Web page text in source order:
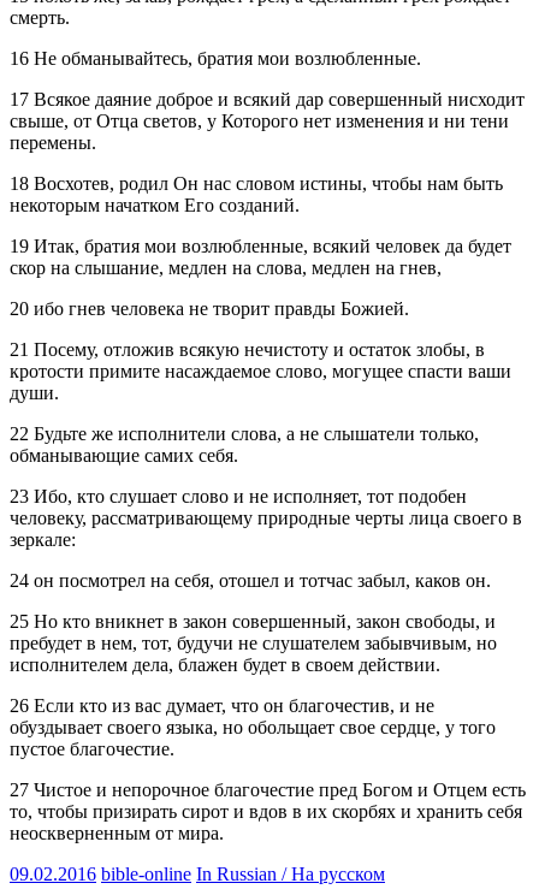
смерть.
16 Не обманывайтесь, братия мои возлюбленные.
17 Всякое даяние доброе и всякий дар совершенный нисходит
свыше, от Отца светов, у Которого нет изменения и ни тени
перемены.
18 Восхотев, родил Он нас словом истины, чтобы нам быть
некоторым начатком Его созданий.
19 Итак, братия мои возлюбленные, всякий человек да будет
скор на слышание, медлен на слова, медлен на гнев,
20 ибо гнев человека не творит правды Божией.
21 Посему, отложив всякую нечистоту и остаток злобы, в
кротости примите насаждаемое слово, могущее спасти ваши
души.
22 Будьте же исполнители слова, а не слышатели только,
обманывающие самих себя.
23 Ибо, кто слушает слово и не исполняет, тот подобен
человеку, рассматривающему природные черты лица своего в
зеркале:
24 он посмотрел на себя, отошел и тотчас забыл, каков он.
25 Но кто вникнет в закон совершенный, закон свободы, и
пребудет в нем, тот, будучи не слушателем забывчивым, но
исполнителем дела, блажен будет в своем действии.
26 Если кто из вас думает, что он благочестив, и не
обуздывает своего языка, но обольщает свое сердце, у того
пустое благочестие.
27 Чистое и непорочное благочестие пред Богом и Отцем есть
то, чтобы призирать сирот и вдов в их скорбях и хранить себя
неоскверненным от мира.
09.02.2016 bible-online In Russian / На русском